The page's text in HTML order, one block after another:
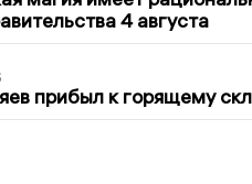
4 августа
прибыл к горящему